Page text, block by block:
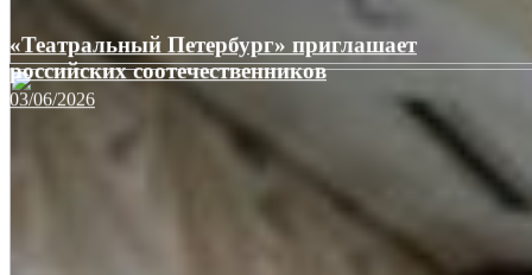
«Театральный Петербург» приглашает
российских соотечественников
03/06/2026